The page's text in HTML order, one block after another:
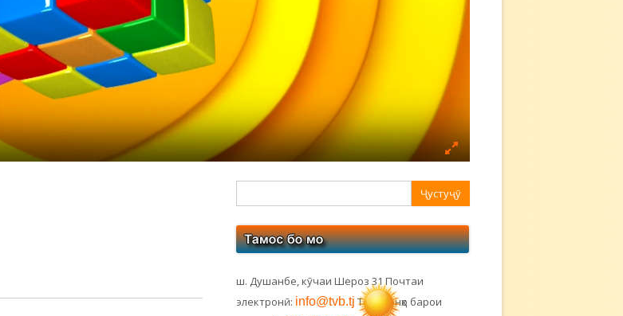
боковая
ш. Душанбе, кӯчаи Шероз 31 Почтаи
электронӣ: info@tvb.tj Телефонҳо барои